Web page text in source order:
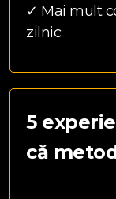
✓ Mai mult
zilnic
5
că